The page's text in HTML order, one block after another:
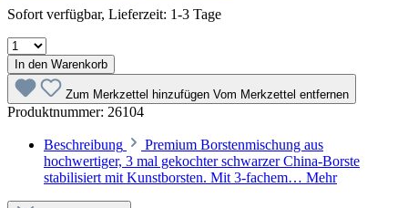
Sofort verfügbar, Lieferzeit: 1-3 Tage
In den Warenkorb
Zum Merkzettel hinzufügen Vom Merkzettel entfernen
Produktnummer: 26104
Beschreibung
Premium Borstenmischung aus
hochwertiger, 3 mal gekochter schwarzer China-Borste
stabilisiert mit Kunstborsten. Mit 3-fachem… Mehr